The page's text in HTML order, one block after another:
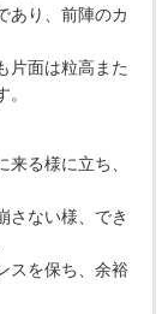
あり、前陣のカ
片面は粒高また
る様に立ち、
さない様、でき
スを保ち、余裕